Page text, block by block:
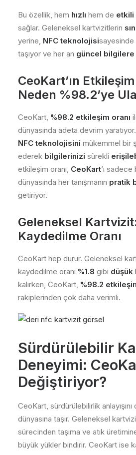
Bu özellik, hem hızlı hem de etkili
sağlar. Geleneksel kartvizitlerin
yerine, NFC teknolojisisayesinde
taşıyor ve her an güncel
CeoKart’ın Etkileşim
Neden %98.2’ye
CeoKart, %98.2 etkileşim oranı
dünyasında adeta devrim
NFC teknolojisini mükemmel bir
ederek bilgilerinizi sürekli
etkileşim oranı, CeoKart’ı
dünyasında her tanışmanın pratik
getiriyor.
Geleneksel
Kaydedilme Oranı
CeoKart hep durur. Geleneksel
kaydedilme oranı %1.8 gibi düşük
kalırken, CeoKart, %98.2
rakiplerinden çok daha verimli.
Sürdürülebilir
Deneyimi:
Değiştiriyor?
CeoKart, sürdürülebilirlik
dünyasına taşır. Geleneksel
sürecinden taşıma ve atık
büyük yükler bindirir. CeoKart ise